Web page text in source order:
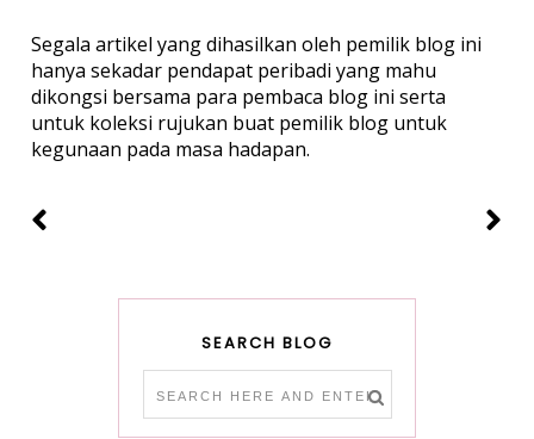
Segala artikel yang dihasilkan oleh pemilik blog ini
hanya sekadar pendapat peribadi yang mahu
dikongsi bersama para pembaca blog ini serta
untuk koleksi rujukan buat pemilik blog untuk
kegunaan pada masa hadapan.
SEARCH BLOG